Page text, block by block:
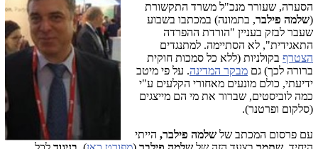
הסערה, שעורר מנכ"ל משרד התקשורת
(שלמה פילבר, בתמונה) במכתבו בשבוע
שעבר לבזק בעניין "הורדת ההפרדה
התאגידית", לא הסתיימה. למתנגדים
הצטרף בקולניות (ללא כל סמכות חוקית
ברורה לכך) גם מבקר המדינה. על פי מיטב
ידיעתי, כולם מונעים מאחורי הקלעים ע"י
כמה לוביסטים, שברור את מי הם מייצגים
(סלקום ופרטנר).
עם פרסום המכתב של שלמה פילבר, הייתי